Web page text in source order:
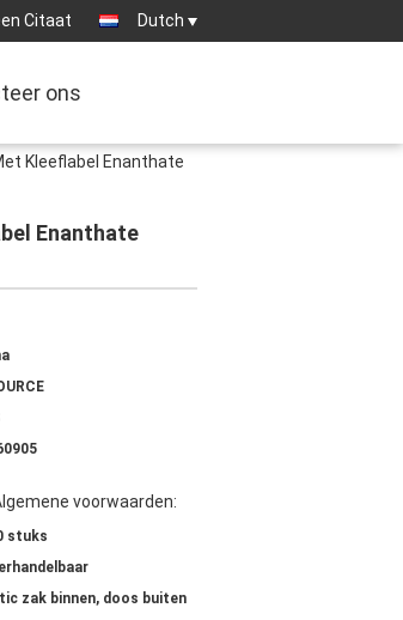
Citaat Dutch
ons
Kleeflabel Enanthate
Enanthate
voorwaarden:
stuks
zak binnen, doos buiten